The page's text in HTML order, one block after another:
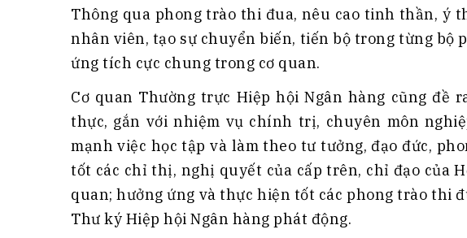
Thông qua phong trào thi đua, nêu cao tinh thần, ý
nhân viên, tạo sự chuyển biến, tiến bộ trong từng bộ
ứng tích cực chung trong cơ quan.
Cơ quan Thường trực Hiệp hội Ngân hàng cũng đề
thực, gắn với nhiệm vụ chính trị, chuyên môn
mạnh việc học tập và làm theo tư tưởng, đạo đức,
tốt các chỉ thị, nghị quyết của cấp trên, chỉ đạo của
quan; hưởng ứng và thực hiện tốt các phong trào thi
Thư ký Hiệp hội Ngân hàng phát động.